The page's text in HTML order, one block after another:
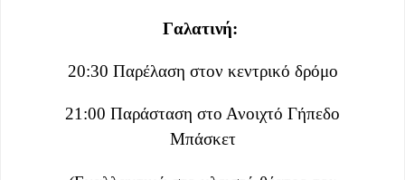
Γαλατινή:
20:30 Παρέλαση στον κεντρικό δρόμο
21:00 Παράσταση στο Ανοιχτό Γήπεδο
Μπάσκετ